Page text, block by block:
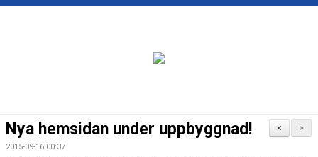
KALENDER
>
<
Nya hemsidan under uppbyggnad!
2015-09-16 00:37